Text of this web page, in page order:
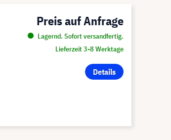
Preis auf Anfrage
Lagernd. Sofort versandfertig.
Lieferzeit 3-8 Werktage
Details